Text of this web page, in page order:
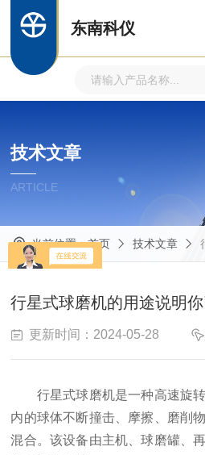
东南科仪
技术文章
ARTICLE
当前位置：首页 技术文章
行星式球磨机的用途说明
更新时间：2024-05-28
行星式球磨机是一种高速旋转
内的球体不断撞击、摩擦、磨削
混合。该设备由主机、球磨罐、